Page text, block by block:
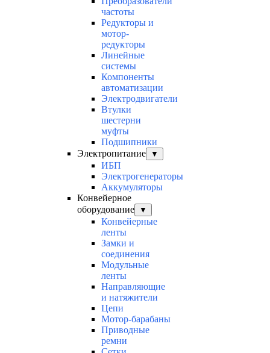
частоты
Редукторы и
мотор-
редукторы
Линейные
системы
Компоненты
автоматизации
Электродвигатели
Втулки
шестерни
муфты
Подшипники
Электропитание
▼
ИБП
Электрогенераторы
Аккумуляторы
Конвейерное
оборудование
▼
Конвейерные
ленты
Замки и
соединения
Модульные
ленты
Направляющие
и натяжители
Цепи
Мотор-барабаны
Приводные
ремни